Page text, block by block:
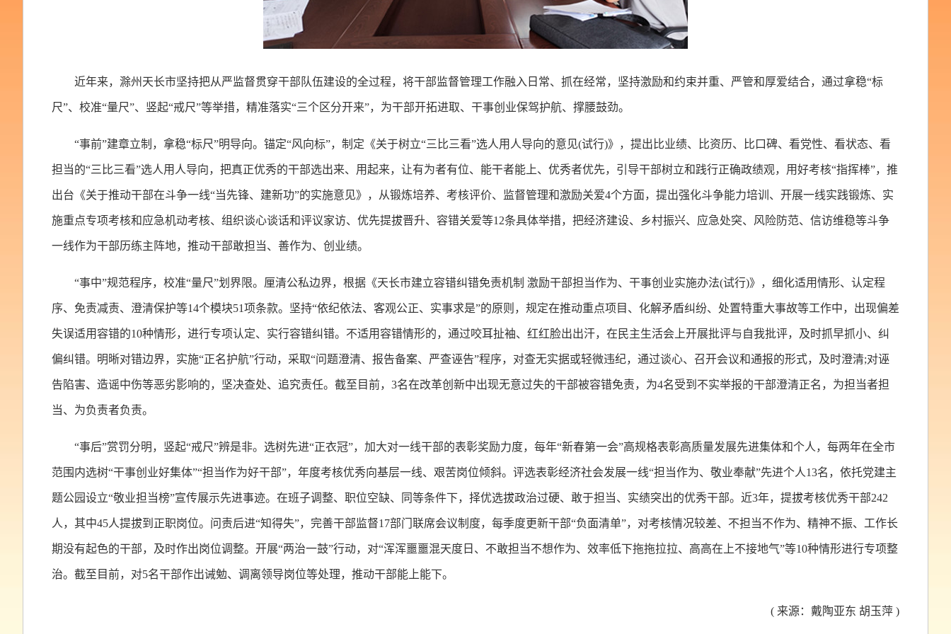
近年来，滁州天长市坚持把从严监督贯穿干部队伍建设的全过程，将干部监督管理工作融入日常、抓在经常，坚持激励和约束并重、严管和厚爱结合，通过拿稳“标
尺”、校准“量尺”、竖起“戒尺”等举措，精准落实“三个区分开来”，为干部开拓进取、干事创业保驾护航、撑腰鼓劲。
“事前”建章立制，拿稳“标尺”明导向。锚定“风向标”，制定《关于树立“三比三看”选人用人导向的意见(试行)》，提出比业绩、比资历、比口碑、看党性、看状态、看
担当的“三比三看”选人用人导向，把真正优秀的干部选出来、用起来，让有为者有位、能干者能上、优秀者优先，引导干部树立和践行正确政绩观，用好考核“指挥棒”，推
出台《关于推动干部在斗争一线“当先锋、建新功”的实施意见》，从锻炼培养、考核评价、监督管理和激励关爱4个方面，提出强化斗争能力培训、开展一线实践锻炼、实
施重点专项考核和应急机动考核、组织谈心谈话和评议家访、优先提拔晋升、容错关爱等12条具体举措，把经济建设、乡村振兴、应急处突、风险防范、信访维稳等斗争
一线作为干部历练主阵地，推动干部敢担当、善作为、创业绩。
“事中”规范程序，校准“量尺”划界限。厘清公私边界，根据《天长市建立容错纠错免责机制 激励干部担当作为、干事创业实施办法(试行)》，细化适用情形、认定程
序、免责减责、澄清保护等14个模块51项条款。坚持“依纪依法、客观公正、实事求是”的原则，规定在推动重点项目、化解矛盾纠纷、处置特重大事故等工作中，出现偏差
失误适用容错的10种情形，进行专项认定、实行容错纠错。不适用容错情形的，通过咬耳扯袖、红红脸出出汗，在民主生活会上开展批评与自我批评，及时抓早抓小、纠
偏纠错。明晰对错边界，实施“正名护航”行动，采取“问题澄清、报告备案、严查诬告”程序，对查无实据或轻微违纪，通过谈心、召开会议和通报的形式，及时澄清;对诬
告陷害、造谣中伤等恶劣影响的，坚决查处、追究责任。截至目前，3名在改革创新中出现无意过失的干部被容错免责，为4名受到不实举报的干部澄清正名，为担当者担
当、为负责者负责。
“事后”赏罚分明，竖起“戒尺”辨是非。选树先进“正衣冠”，加大对一线干部的表彰奖励力度，每年“新春第一会”高规格表彰高质量发展先进集体和个人，每两年在全市
范围内选树“干事创业好集体”“担当作为好干部”，年度考核优秀向基层一线、艰苦岗位倾斜。评选表彰经济社会发展一线“担当作为、敬业奉献”先进个人13名，依托党建主
题公园设立“敬业担当榜”宣传展示先进事迹。在班子调整、职位空缺、同等条件下，择优选拔政治过硬、敢于担当、实绩突出的优秀干部。近3年，提拔考核优秀干部242
人，其中45人提拔到正职岗位。问责后进“知得失”，完善干部监督17部门联席会议制度，每季度更新干部“负面清单”，对考核情况较差、不担当不作为、精神不振、工作长
期没有起色的干部，及时作出岗位调整。开展“两治一鼓”行动，对“浑浑噩噩混天度日、不敢担当不想作为、效率低下拖拖拉拉、高高在上不接地气”等10种情形进行专项整
治。截至目前，对5名干部作出诫勉、调离领导岗位等处理，推动干部能上能下。
( 来源：戴陶亚东 胡玉萍 )